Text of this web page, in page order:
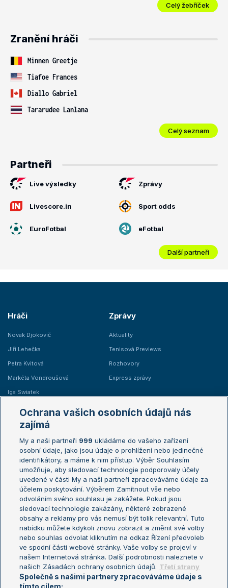
Celý žebříček
Zranění hráči
Minnen Greetje
Tiafoe Frances
Diallo Gabriel
Tararudee Lanlana
Celý seznam
Partneři
Live výsledky Zprávy
Livescore.in Sport odds
EuroFotbal eFotbal
Další partneři
Hráči
Novak Djokovič
Jiří Lehečka
Petra Kvitová
Markéta Vondroušová
Iga Swiatek
Zprávy
Aktuality
Tenisová Previews
Rozhovory
Express zprávy
Žebříčky
Žebříček ATP (muži)
Žebříček WTA (ženy)
Sázkařský žebříček
Australian Open
French Open
Wimbledon
US Open
Turnaj mistrů
Turnaj mistryň
Aktualní trendy
Fotbalové přestupy
Livesport Daily
LS Prague Open
Ochrana vašich osobních údajů nás
zajímá
My a naši partneři 999 ukládáme do vašeho zařízení
osobní údaje, jako jsou údaje o prohlížení nebo jedinečné
identifikátory, a máme k nim přístup. Výběr Souhlasím
umožňuje, aby sledovací technologie podporovaly účely
uvedené v části My a naši partneři zpracováváme údaje za
účelem poskytování. Výběrem Zamítnout vše nebo
odvoláním svého souhlasu je zakážete. Pokud jsou
sledovací technologie zakázány, některé zobrazené
obsahy a reklamy pro vás nemusí být tolik relevantní. Tuto
nabídku můžete kdykoli znovu zobrazit a změnit své volby
nebo souhlas odvolat kliknutím na odkaz Řízení předvoleb
ve spodní části webové stránky. Vaše volby se projeví v
našem Internetová stránka. Další podrobnosti naleznete v
našich Zásadách ochrany osobních údajů. Třetí strany
Společně s našimi partnery zpracováváme údaje s
tímto cílem: